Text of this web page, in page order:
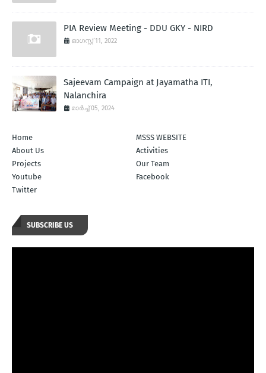
PIA Review Meeting - DDU GKY - NIRD
ഓഗസ്റ്റ് 11, 2022
Sajeevam Campaign at Jayamatha ITI,
Nalanchira
മാർച്ച് 05, 2024
Home
MSSS WEBSITE
About Us
Activities
Projects
Our Team
Youtube
Facebook
Twitter
SUBSCRIBE US